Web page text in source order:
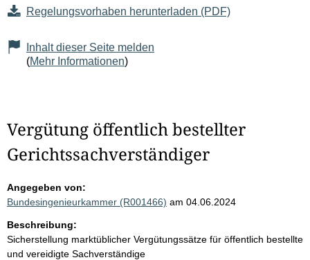
Regelungsvorhaben herunterladen (PDF)
Inhalt dieser Seite melden
(Mehr Informationen)
Vergütung öffentlich bestellter
Gerichtssachverständiger
Angegeben von:
Bundesingenieurkammer (R001466) am 04.06.2024
Beschreibung:
Sicherstellung marktüblicher Vergütungssätze für öffentlich bestellte
und vereidigte Sachverständige